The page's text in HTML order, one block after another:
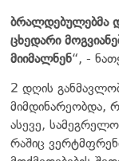
ბრალდებულებმა
ცხედარი
მიიმალნენ“, -
2 დღის
მიმდინარეობდა,
ასევე,
რაშიც